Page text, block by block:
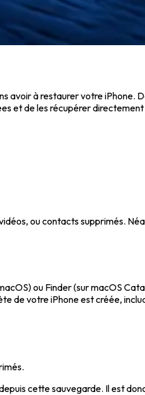
à restaurer votre iPhone.
et de les récupérer
ou contacts supprimés.
ou Finder (sur macOS
de votre iPhone est créée,
cette sauvegarde. Il est